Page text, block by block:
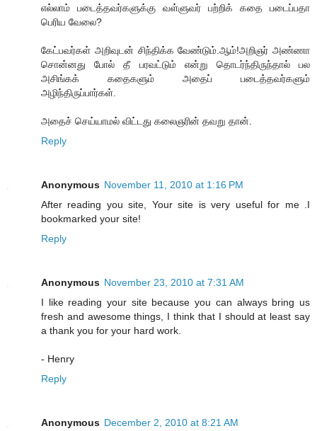
எல்லாம் படைத்தவர்களுக்கு வள்ளுவர் பற்றிக் கதை படைப்பதா
பெரிய வேலை?
கேட்பவர்கள் அறிவுடன் சிந்திக்க வேண்டும்.ஆம்!அறிஞர் அண்ணா
சொன்னது போல் தீ பரவட்டும் என்று தொடர்ந்திருந்தால் பல
அசிங்கக் கதைகளும் அதைப் படைத்தவர்களும்
அழிந்திருப்பார்கள்.
அதைச் செய்யாமல் விட்டது கலைஞரின் தவறு தான்.
Reply
Anonymous November 11, 2010 at 1:16 PM
After reading you site, Your site is very useful for me .I
bookmarked your site!
Reply
Anonymous November 23, 2010 at 7:31 AM
I like reading your site because you can always bring us
fresh and awesome things, I think that I should at least say
a thank you for your hard work.
- Henry
Reply
Anonymous December 2, 2010 at 8:21 AM